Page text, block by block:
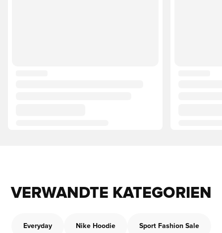
VERWANDTE KATEGORIEN
Everyday Nike Hoodie Sport Fashion Sale